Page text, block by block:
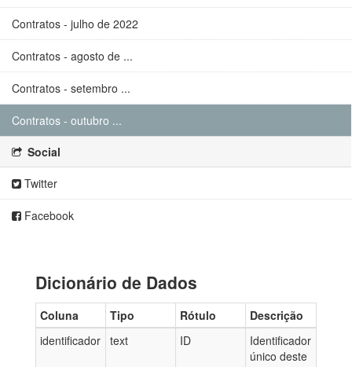
Contratos - julho de 2022
Contratos - agosto de ...
Contratos - setembro ...
Contratos - outubro ...
Social
Twitter
Facebook
Dicionário de Dados
Coluna Tipo Rótulo
Descrição
identificador text ID
Identificador
único deste